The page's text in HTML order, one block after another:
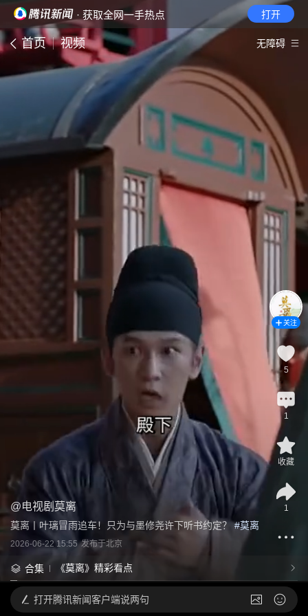
· 获取全网一手热点 打开
首页 视频 无障碍
@电视剧莫离
莫离丨叶璃冒雨追车！只为与墨修尧许下听书约定？ #莫离
2026-06-22 15:55 发布于北京
合集 《莫离》精彩看点
关注
5
1
收藏
1
打开腾讯新闻客户端说两句